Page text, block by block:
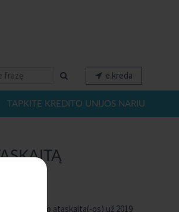
e.kreda
TAPKITE KREDITO UNIJOS NARIU
atlyginimo ataskaita(-os) už 2019